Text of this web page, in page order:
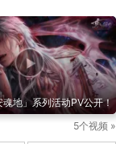
魂地」系列活动PV公开！
5个视频 »